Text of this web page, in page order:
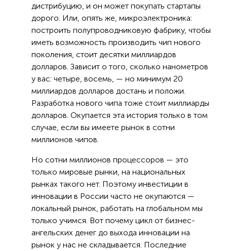
дистрибуцию, и он может покупать стартапы
дорого. Или, опять же, микроэлектроника:
построить полупроводниковую фабрику, чтобы
иметь возможность производить чип нового
поколения, стоит десятки миллиардов
долларов. Зависит о того, сколько нанометров
у вас: четыре, восемь, — но минимум 20
миллиардов долларов достань и положи.
Разработка нового чипа тоже стоит миллиарды
долларов. Окупается эта история только в том
случае, если вы имеете рынок в сотни
миллионов чипов.
Но сотни миллионов процессоров — это
только мировые рынки, на национальных
рынках такого нет. Поэтому инвестиции в
инновации в России часто не окупаются —
локальный рынок, работать на глобальном мы
только учимся. Вот почему цикл от бизнес-
ангельских денег до выхода инновации на
рынок у нас не складывается. Последние